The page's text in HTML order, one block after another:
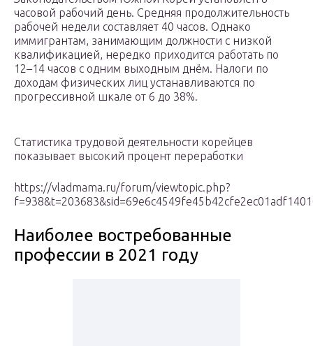
часовой рабочий день. Средняя продолжительность
рабочей недели составляет 40 часов. Однако
иммигрантам, занимающим должности с низкой
квалификацией, нередко приходится работать по
12–14 часов с одним выходным днём. Налоги по
доходам физических лиц устанавливаются по
прогрессивной шкале от 6 до 38%.
Статистика трудовой деятельности корейцев
показывает высокий процент переработки
https://vladmama.ru/forum/viewtopic.php?
Наиболее востребованные
профессии в 2021 году